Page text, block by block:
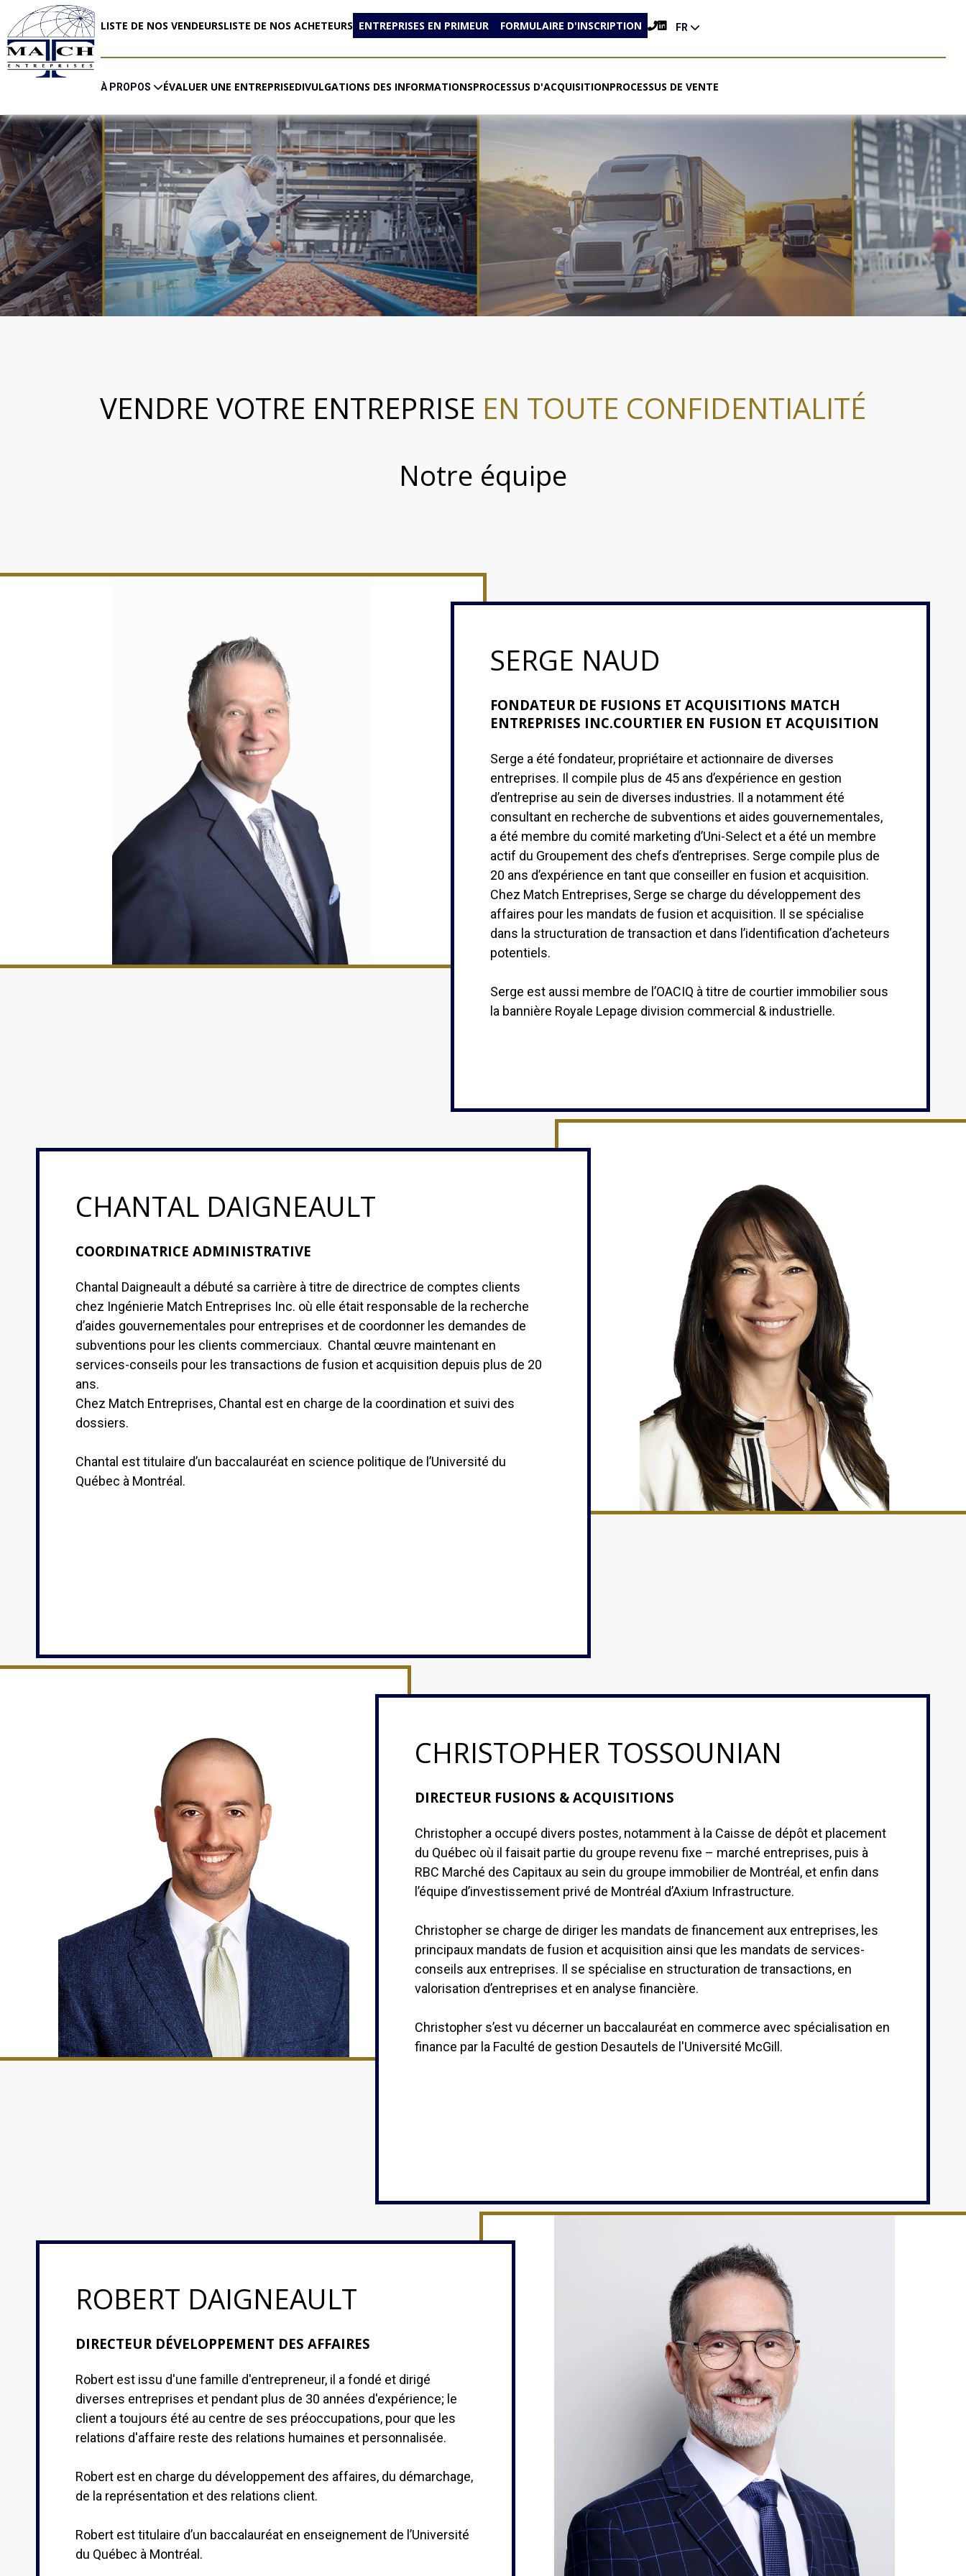
LISTE DE NOS VENDEURSLISTE DE NOS ACHETEURS ENTREPRISES EN PRIMEUR FORMULAIRE D'INSCRIPTION FR
À PROPOS ÉVALUER UNE ENTREPRISEDIVULGATIONS DES INFORMATIONSPROCESSUS D'ACQUISITIONPROCESSUS DE VENTE
VENDRE VOTRE ENTREPRISE EN TOUTE CONFIDENTIALITÉ
Notre équipe
SERGE NAUD
FONDATEUR DE FUSIONS ET ACQUISITIONS MATCH
ENTREPRISES INC.COURTIER EN FUSION ET ACQUISITION
Serge a été fondateur, propriétaire et actionnaire de diverses
entreprises. Il compile plus de 45 ans d’expérience en gestion
d’entreprise au sein de diverses industries. Il a notamment été
consultant en recherche de subventions et aides gouvernementales,
a été membre du comité marketing d’Uni-Select et a été un membre
actif du Groupement des chefs d’entreprises. Serge compile plus de
20 ans d’expérience en tant que conseiller en fusion et acquisition.
Chez Match Entreprises, Serge se charge du développement des
affaires pour les mandats de fusion et acquisition. Il se spécialise
dans la structuration de transaction et dans l’identification d’acheteurs
potentiels.
Serge est aussi membre de l’OACIQ à titre de courtier immobilier sous
la bannière Royale Lepage division commercial & industrielle.
CHANTAL DAIGNEAULT
COORDINATRICE ADMINISTRATIVE
Chantal Daigneault a débuté sa carrière à titre de directrice de comptes clients
chez Ingénierie Match Entreprises Inc. où elle était responsable de la recherche
d’aides gouvernementales pour entreprises et de coordonner les demandes de
subventions pour les clients commerciaux. Chantal œuvre maintenant en
services-conseils pour les transactions de fusion et acquisition depuis plus de 20
ans.
Chez Match Entreprises, Chantal est en charge de la coordination et suivi des
dossiers.
Chantal est titulaire d’un baccalauréat en science politique de l’Université du
Québec à Montréal.
CHRISTOPHER TOSSOUNIAN
DIRECTEUR FUSIONS & ACQUISITIONS
Christopher a occupé divers postes, notamment à la Caisse de dépôt et placement
du Québec où il faisait partie du groupe revenu fixe – marché entreprises, puis à
RBC Marché des Capitaux au sein du groupe immobilier de Montréal, et enfin dans
l’équipe d’investissement privé de Montréal d’Axium Infrastructure.
Christopher se charge de diriger les mandats de financement aux entreprises, les
principaux mandats de fusion et acquisition ainsi que les mandats de services-
conseils aux entreprises. Il se spécialise en structuration de transactions, en
valorisation d’entreprises et en analyse financière.
Christopher s’est vu décerner un baccalauréat en commerce avec spécialisation en
finance par la Faculté de gestion Desautels de l'Université McGill.
ROBERT DAIGNEAULT
DIRECTEUR DÉVELOPPEMENT DES AFFAIRES
Robert est issu d'une famille d'entrepreneur, il a fondé et dirigé
diverses entreprises et pendant plus de 30 années d'expérience; le
client a toujours été au centre de ses préoccupations, pour que les
relations d'affaire reste des relations humaines et personnalisée.
Robert est en charge du développement des affaires, du démarchage,
de la représentation et des relations client.
Robert est titulaire d’un baccalauréat en enseignement de l’Université
du Québec à Montréal.